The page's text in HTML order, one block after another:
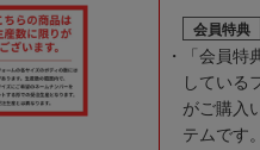
会員特典
「会員
している
がご購入
テムです